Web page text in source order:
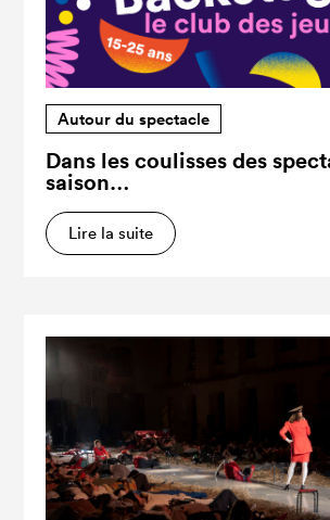
Autour du spectacle
Dans les coulisses des
saison…
Lire la suite